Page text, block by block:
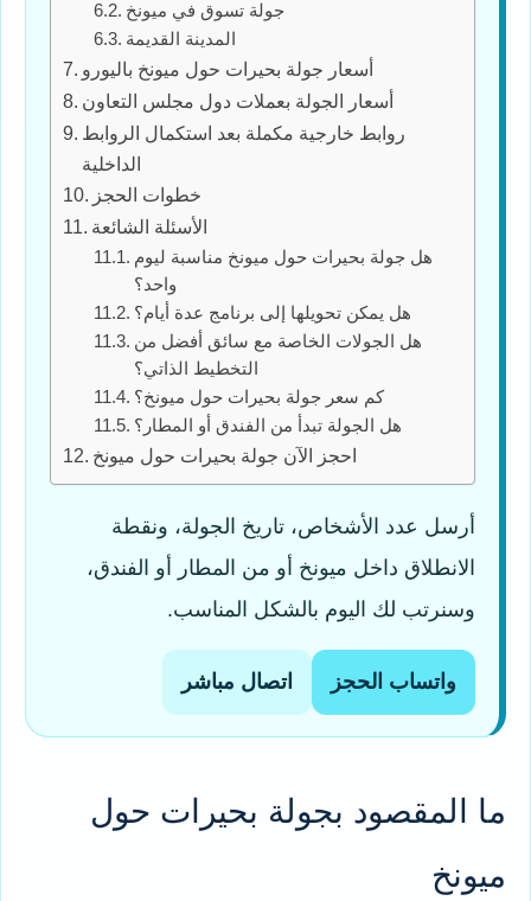
جولة تسوق في ميونخ
المدينة القديمة
أسعار جولة بحيرات حول ميونخ باليورو
أسعار الجولة بعملات دول مجلس التعاون
روابط خارجية مكملة بعد استكمال الروابط
الداخلية
خطوات الحجز
الأسئلة الشائعة
هل جولة بحيرات حول ميونخ مناسبة ليوم
واحد؟
هل يمكن تحويلها إلى برنامج عدة أيام؟
هل الجولات الخاصة مع سائق أفضل من
التخطيط الذاتي؟
كم سعر جولة بحيرات حول ميونخ؟
هل الجولة تبدأ من الفندق أو المطار؟
احجز الآن جولة بحيرات حول ميونخ
أرسل عدد الأشخاص، تاريخ الجولة، ونقطة
الانطلاق داخل ميونخ أو من المطار أو الفندق،
وسنرتب لك اليوم بالشكل المناسب.
واتساب الحجز اتصال مباشر
ما المقصود بجولة بحيرات حول
ميونخ